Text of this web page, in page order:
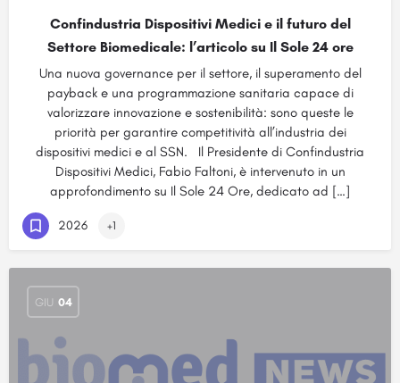
Confindustria Dispositivi Medici e il futuro del
Settore Biomedicale: l’articolo su Il Sole 24 ore
Una nuova governance per il settore, il superamento del
payback e una programmazione sanitaria capace di
valorizzare innovazione e sostenibilità: sono queste le
priorità per garantire competitività all’industria dei
dispositivi medici e al SSN. Il Presidente di Confindustria
Dispositivi Medici, Fabio Faltoni, è intervenuto in un
approfondimento su Il Sole 24 Ore, dedicato ad […]
2026 +1
GIU 04